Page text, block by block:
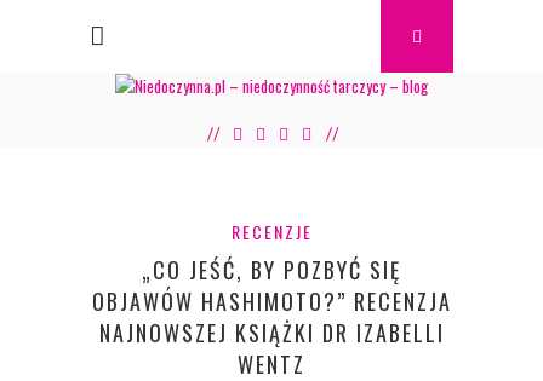
RECENZJE
„CO JEŚĆ, BY POZBYĆ SIĘ
OBJAWÓW HASHIMOTO?” RECENZJA
NAJNOWSZEJ KSIĄŻKI DR IZABELLI
WENTZ